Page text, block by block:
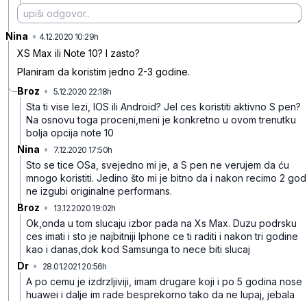
Nina • 4.12.2020 10:29h
XS Max ili Note 10? I zasto?
Planiram da koristim jedno 2-3 godine.
Broz • 5.12.2020 22:18h
Sta ti vise lezi, IOS ili Android? Jel ces koristiti aktivno S pen?
Na osnovu toga proceni,meni je konkretno u ovom trenutku
bolja opcija note 10
Nina • 7.12.2020 17:50h
Sto se tice OSa, svejedno mi je, a S pen ne verujem da ću
mnogo koristiti. Jedino što mi je bitno da i nakon recimo 2 god
ne izgubi originalne performans.
Broz • 13.12.2020 19:02h
Ok,onda u tom slucaju izbor pada na Xs Max. Duzu podrsku
ces imati i sto je najbitniji Iphone ce ti raditi i nakon tri godine
kao i danas,dok kod Samsunga to nece biti slucaj
Dr • 28.01.2021 20:56h
A po cemu je izdrzljiviji, imam drugare koji i po 5 godina nose
huawei i dalje im rade besprekorno tako da ne lupaj, jebala